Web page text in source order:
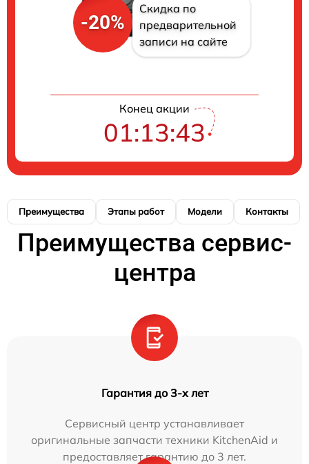
-20%
Скидка по
предварительной
записи на сайте
Конец акции
01:13:42
Преимущества Этапы работ Модели Контакты
Преимущества сервис-
центра
Гарантия до 3-х лет
Сервисный центр устанавливает
оригинальные запчасти техники KitchenAid и
предоставляет гарантию до 3 лет.